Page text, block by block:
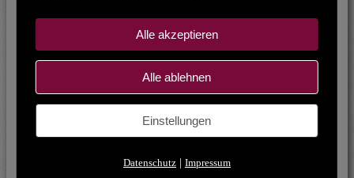
Trendyol
Click here for more...
Otto
Alle akzeptieren
Alle ablehnen
Einstellungen
Datenschutz| Impressum